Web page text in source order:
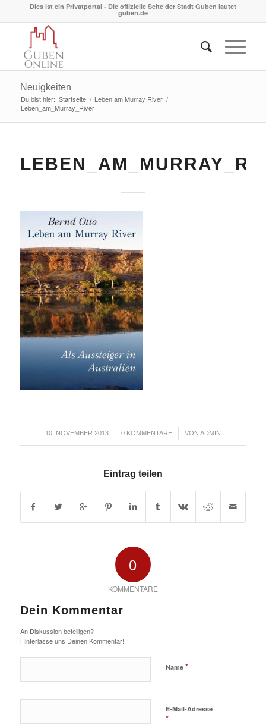
Dies ist ein Privatportal - Die offizielle Seite der Stadt Guben lautet
guben.de
Neuigkeiten
Du bist hier: Startseite / Leben am Murray River /
Leben_am_Murray_River
10. NOVEMBER 2013
/ 0 KOMMENTARE
/ VON ADMIN
Eintrag teilen
0
KOMMENTARE
Dein Kommentar
An Diskussion beteiligen?
Hinterlasse uns Deinen Kommentar!
Name *
E-Mail-Adresse
*